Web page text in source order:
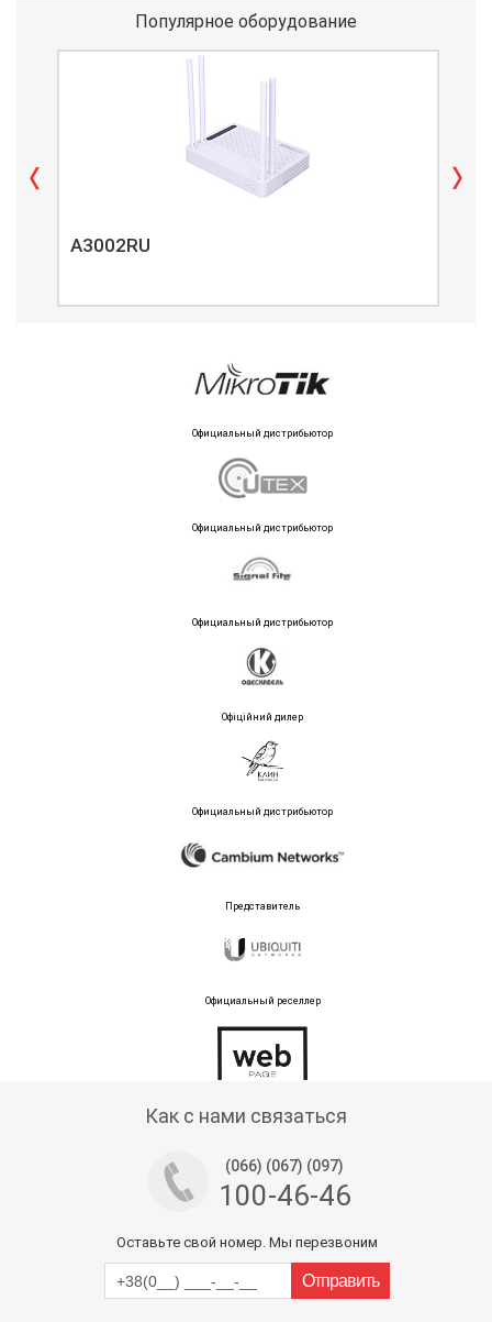
Популярное оборудование
A3002RU
Официальный дистрибьютор
Официальный дистрибьютор
Официальный дистрибьютор
Офіційний дилер
Официальный дистрибьютор
Представитель
Официальный реселлер
Как с нами связаться
(066) (067) (097)
100-46-46
Оставьте свой номер. Мы перезвоним